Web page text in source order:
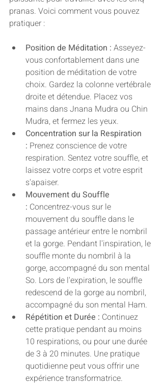
pranas. Voici comment vous pouvez
pratiquer :
Position de Méditation : Asseyez-
vous confortablement dans une
position de méditation de votre
choix. Gardez la colonne vertébrale
droite et détendue. Placez vos
mains dans Jnana Mudra ou Chin
Mudra, et fermez les yeux.
Concentration sur la Respiration
: Prenez conscience de votre
respiration. Sentez votre souffle, et
laissez votre corps et votre esprit
s'apaiser.
Mouvement du Souffle
: Concentrez-vous sur le
mouvement du souffle dans le
passage antérieur entre le nombril
et la gorge. Pendant l'inspiration, le
souffle monte du nombril à la
gorge, accompagné du son mental
So. Lors de l'expiration, le souffle
redescend de la gorge au nombril,
accompagné du son mental Ham.
Répétition et Durée : Continuez
cette pratique pendant au moins
10 respirations, ou pour une durée
de 3 à 20 minutes. Une pratique
quotidienne peut vous offrir une
expérience transformatrice.